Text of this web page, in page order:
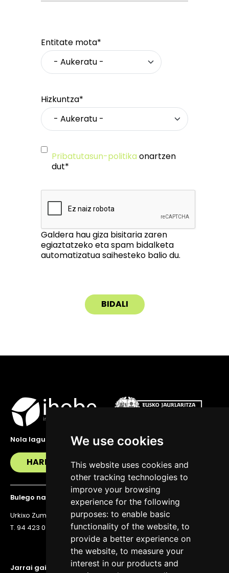
We use cookies
This website uses cookies and
other tracking technologies to
improve your browsing
experience for the following
purposes: to enable basic
functionality of the website, to
provide a better experience on
the website, to measure your
interest in our products and
Entitate mota*
Hizkuntza*
Pribatutasun-politika onartzen
dut*
Galdera hau giza bisitaria zaren
egiaztatzeko eta spam bidalketa
automatizatua saihesteko balio du.
Jarrai gaitzazu eguneratuta egoteko
Nola lagundu zaitzakegu?
HARREMANETAN JARRI
Bulego nagusia
Urkixo Zumarkalea 36, 6. solairua, 48011 Bilbo
T. 94 423 07 43